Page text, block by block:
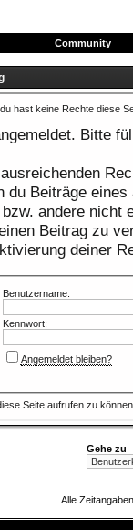
Community
hast keine Rechte diese
Bitte
du Beiträge
andere nicht
Beitrag zu
deiner
Benutzername:
Kennwort:
Angemeldet bleiben?
Seite aufrufen zu
Gehe zu
Alle